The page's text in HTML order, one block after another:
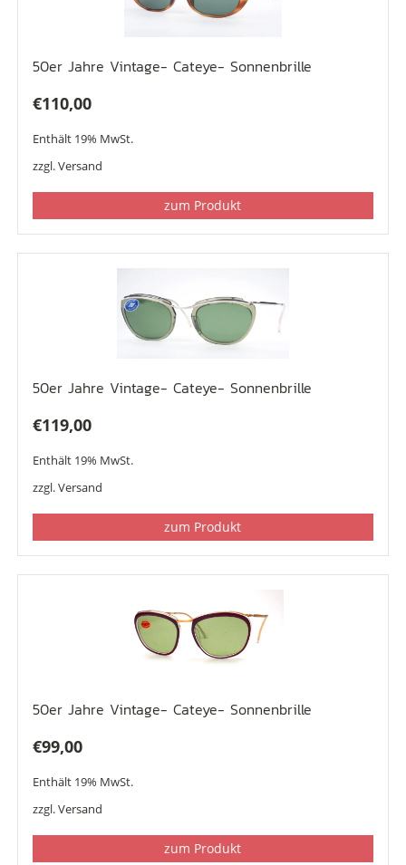
50er Jahre Vintage- Cateye- Sonnenbrille
€110,00
Enthält 19% MwSt.
zzgl.Versand
zum Produkt
50er Jahre Vintage- Cateye- Sonnenbrille
€119,00
Enthält 19% MwSt.
zzgl.Versand
zum Produkt
50er Jahre Vintage- Cateye- Sonnenbrille
€99,00
Enthält 19% MwSt.
zzgl.Versand
zum Produkt